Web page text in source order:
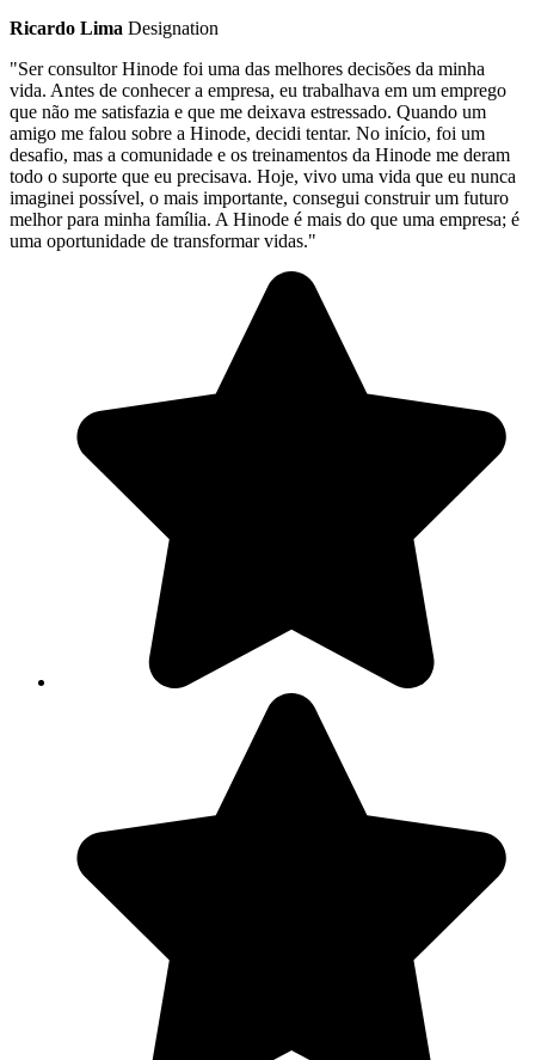
Ricardo Lima Designation
"Ser consultor Hinode foi uma das melhores decisões da minha
vida. Antes de conhecer a empresa, eu trabalhava em um emprego
que não me satisfazia e que me deixava estressado. Quando um
amigo me falou sobre a Hinode, decidi tentar. No início, foi um
desafio, mas a comunidade e os treinamentos da Hinode me deram
todo o suporte que eu precisava. Hoje, vivo uma vida que eu nunca
imaginei possível, o mais importante, consegui construir um futuro
melhor para minha família. A Hinode é mais do que uma empresa; é
uma oportunidade de transformar vidas."